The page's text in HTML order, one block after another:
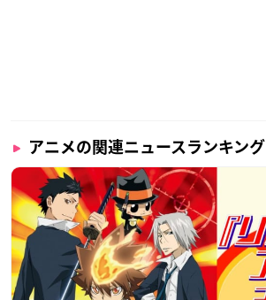
アニメの関連ニュースランキング